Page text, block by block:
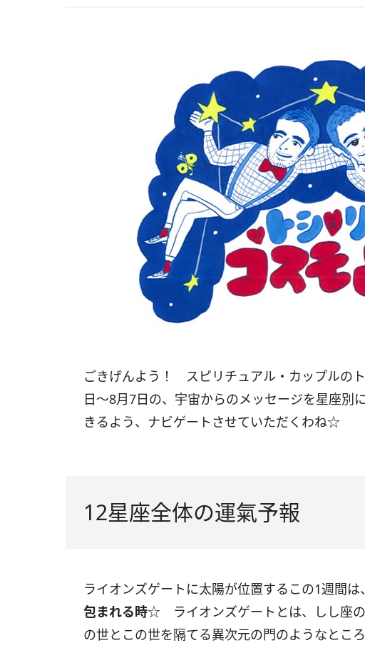
ごきげんよう！ スピリチュアル・カップルの
日〜8月7日の、宇宙からのメッセージを星座別
きるよう、ナビゲートさせていただくわね☆
12星座全体の運氣予報
ライオンズゲートに太陽が位置するこの1週間は、
包まれる時☆ ライオンズゲートとは、しし座
の世とこの世を隔てる異次元の門のようなとこ